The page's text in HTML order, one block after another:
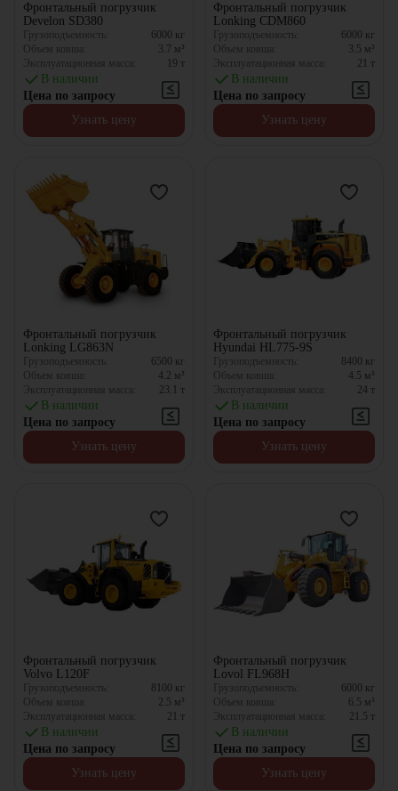
Фронтальный погрузчик
Develon SD380
Грузоподъемность: 6000 кг
Объем ковша:
3.7 м³
Эксплуатационная масса:
19 т
В наличии
Цена по запросу
Узнать цену
Фронтальный погрузчик
Lonking CDM860
Грузоподъемность: 6000 кг
Объем ковша:
3.5 м³
Эксплуатационная масса:
21 т
В наличии
Цена по запросу
Узнать цену
Фронтальный погрузчик
Lonking LG863N
Грузоподъемность: 6500 кг
Объем ковша:
4.2 м³
Эксплуатационная масса:
23.1 т
В наличии
Цена по запросу
Узнать цену
Фронтальный погрузчик
Hyundai HL775-9S
Грузоподъемность: 8400 кг
Объем ковша:
4.5 м³
Эксплуатационная масса:
24 т
В наличии
Цена по запросу
Узнать цену
Фронтальный погрузчик
Volvo L120F
Грузоподъемность: 8100 кг
Объем ковша:
2.5 м³
Эксплуатационная масса:
21 т
В наличии
Цена по запросу
Узнать цену
Фронтальный погрузчик
Lovol FL968H
Грузоподъемность: 6000 кг
Объем ковша:
6.5 м³
Эксплуатационная масса:
21.5 т
В наличии
Цена по запросу
Узнать цену